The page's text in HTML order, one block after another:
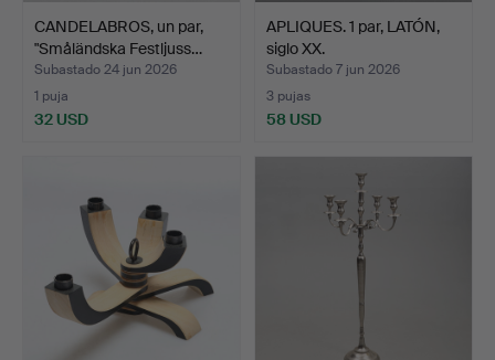
CANDELABROS, un par,
"Småländska Festljuss…
Subastado 24 jun 2026
1 puja
32 USD
APLIQUES. 1 par, LATÓN,
siglo XX.
Subastado 7 jun 2026
3 pujas
58 USD